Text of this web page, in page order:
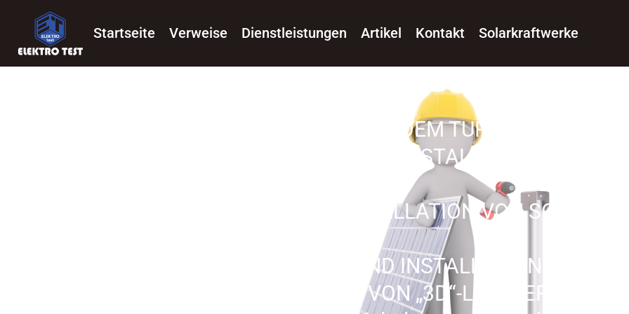
Startseite Verweise Dienstleistungen Artikel Kontakt Solarkraftwerke
WIR BIETEN DIENSTLEISTUNGEN NACH DEM TURNKEY-SYSTEM:
1. KAUF VON GERÄTEN, MONTAGE UND INSTALLATION
2. KAUF VON AUSRÜSTUNG UND INSTALLATION VON
3. KAUF VON GERÄTEN, MONTAGE UND INSTALLATION
4. ERSTELLUNG UND INSTALLATION VON „3D“-LED-WERBUNG